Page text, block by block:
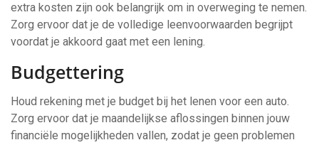
extra kosten zijn ook belangrijk om in overweging te nemen.
Zorg ervoor dat je de volledige leenvoorwaarden begrijpt
voordat je akkoord gaat met een lening.
Budgettering
Houd rekening met je budget bij het lenen voor een auto.
Zorg ervoor dat je maandelijkse aflossingen binnen jouw
financiële mogelijkheden vallen, zodat je geen problemen